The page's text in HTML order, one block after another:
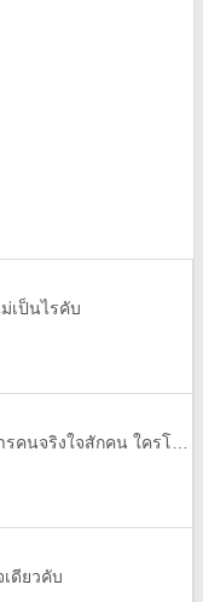
เป็นไรคับ
ดียวคับ